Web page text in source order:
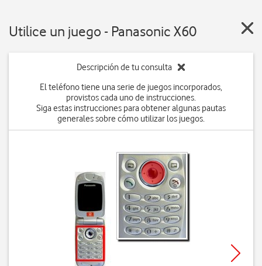
Utilice un juego - Panasonic X60
Descripción de tu consulta
El teléfono tiene una serie de juegos incorporados,
provistos cada uno de instrucciones.
Siga estas instrucciones para obtener algunas pautas
generales sobre cómo utilizar los juegos.